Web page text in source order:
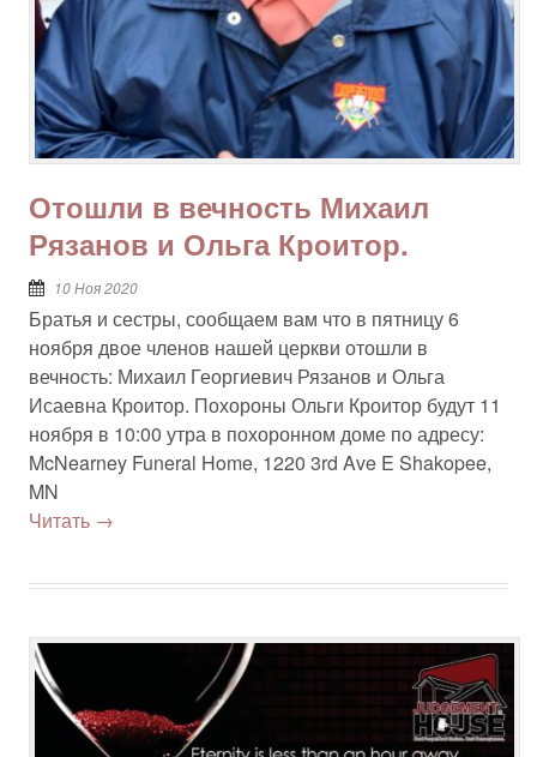
Отошли в вечность Михаил
Рязанов и Ольга Кроитор.
10 Ноя 2020
Братья и сестры, сообщаем вам что в пятницу 6
ноября двое членов нашей церкви отошли в
вечность: Михаил Георгиевич Рязанов и Ольга
Исаевна Кроитор. Похороны Ольги Кроитор будут 11
ноября в 10:00 утра в похоронном доме по адресу:
McNearney Funeral Home, 1220 3rd Ave E Shakopee,
MN
Читать →